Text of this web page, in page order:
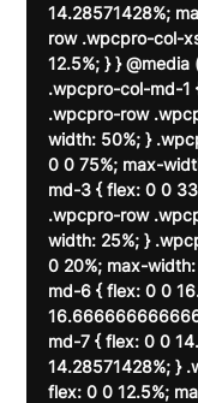
14.28571428%;
row .wpcpro-col-
12.5%; } }
.wpcpro-col-md-1
.wpcpro-row
width: 50%; }
0 0 75%; max-
md-3 { flex: 0 0
.wpcpro-row
width: 25%; }
0 20%; max-
md-6 { flex: 0 0
md-7 { flex: 0 0
14.28571428%; }
flex: 0 0 12.5%;